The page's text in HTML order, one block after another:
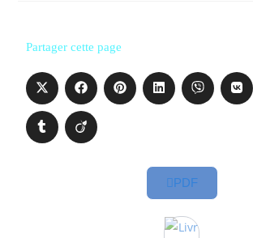
Partager cette page
PDF